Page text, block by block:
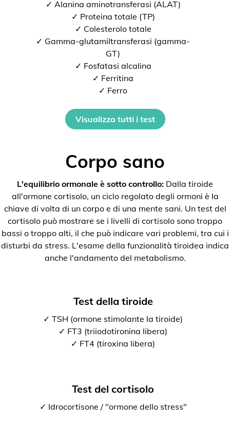
✓ Alanina aminotransferasi (ALAT)
✓ Proteina totale (TP)
✓ Colesterolo totale
✓ Gamma-glutamiltransferasi (gamma-
GT)
✓ Fosfatasi alcalina
✓ Ferritina
✓ Ferro
Visualizza tutti i test
Corpo sano
L'equilibrio ormonale è sotto controllo: Dalla tiroide
all'ormone cortisolo, un ciclo regolato degli ormoni è la
chiave di volta di un corpo e di una mente sani. Un test del
cortisolo può mostrare se i livelli di cortisolo sono troppo
bassi o troppo alti, il che può indicare vari problemi, tra cui i
disturbi da stress. L'esame della funzionalità tiroidea indica
anche l'andamento del metabolismo.
Test della tiroide
✓ TSH (ormone stimolante la tiroide)
✓ FT3 (triiodotironina libera)
✓ FT4 (tiroxina libera)
Test del cortisolo
✓ Idrocortisone / "ormone dello stress"